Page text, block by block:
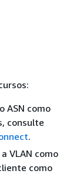
ASN como
consulte
.
VLAN como
como